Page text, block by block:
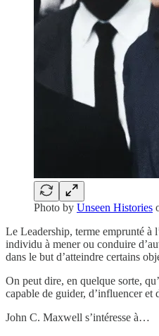
Photo by Unseen Histories
Le Leadership, terme emprunté à
individu à mener ou conduire
dans le but d’atteindre certains
On peut dire, en quelque sorte,
capable de guider, d’influencer et
John C. Maxwell s’intéresse à…